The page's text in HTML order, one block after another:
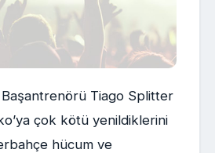
Tiago Splitter
çok kötü yenildiklerini
hücum ve